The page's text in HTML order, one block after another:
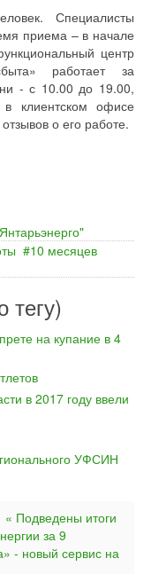
Специалисты
приема – в начале
центр
работает за
- с 10.00 до 19.00,
клиентском офисе
о его работе.
10 месяцев
тегу)
на купание в 4
в 2017 году ввели
УФСИН
« Подведены итоги
за 9
- новый сервис на